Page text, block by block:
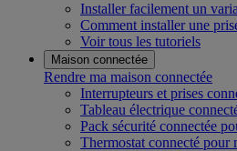
Installer facilement un
Comment installer une
Voir tous les tutoriels
Maison connectée
Rendre ma maison connectée
Interrupteurs et prises
Tableau électrique
Pack sécurité connectée
Thermostat connecté pour